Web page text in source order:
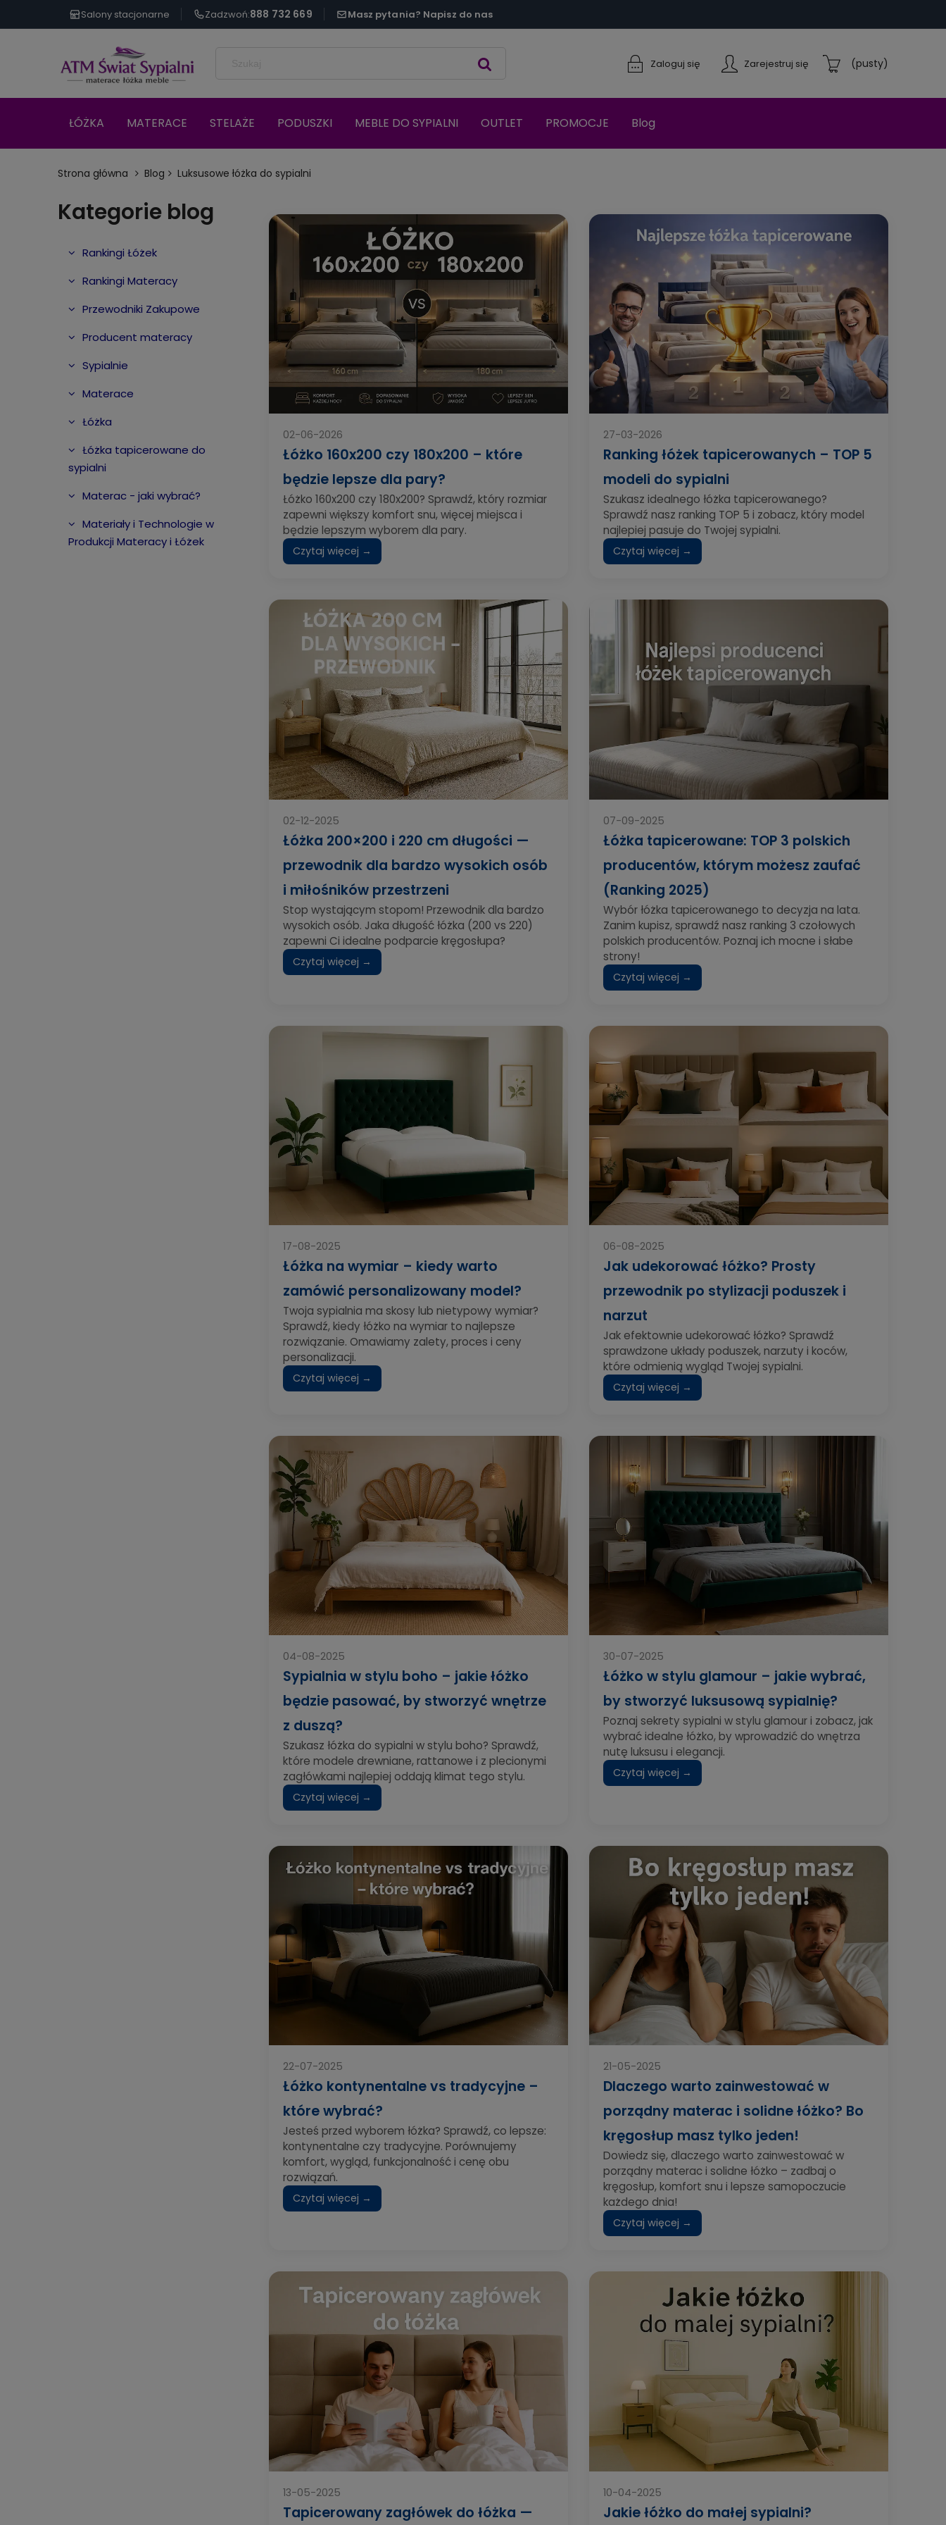
Salony stacjonarne Zadzwoń:888 732 669 Masz pytania? Napisz do nas
Zarejestruj się
Zaloguj się (pusty)
ŁÓŻKA MATERACE STELAŻE PODUSZKI MEBLE DO SYPIALNI OUTLET PROMOCJE Blog
Strona główna Blog Luksusowe łóżka do sypialni
Kategorie blog
Rankingi Łóżek
Rankingi Materacy
Przewodniki Zakupowe
Producent materacy
Sypialnie
Materace
Łóżka
Łóżka tapicerowane do
sypialni
Materac - jaki wybrać?
Materiały i Technologie w
Produkcji Materacy i Łóżek
02-06-2026
Łóżko 160x200 czy 180x200 – które
będzie lepsze dla pary?
Łóżko 160x200 czy 180x200? Sprawdź, który rozmiar
zapewni większy komfort snu, więcej miejsca i
będzie lepszym wyborem dla pary.
Czytaj więcej →
27-03-2026
Ranking łóżek tapicerowanych – TOP 5
modeli do sypialni
Szukasz idealnego łóżka tapicerowanego?
Sprawdź nasz ranking TOP 5 i zobacz, który model
najlepiej pasuje do Twojej sypialni.
Czytaj więcej →
02-12-2025
Łóżka 200×200 i 220 cm długości —
przewodnik dla bardzo wysokich osób
i miłośników przestrzeni
Stop wystającym stopom! Przewodnik dla bardzo
wysokich osób. Jaka długość łóżka (200 vs 220)
zapewni Ci idealne podparcie kręgosłupa?
Czytaj więcej →
07-09-2025
Łóżka tapicerowane: TOP 3 polskich
producentów, którym możesz zaufać
(Ranking 2025)
Wybór łóżka tapicerowanego to decyzja na lata.
Zanim kupisz, sprawdź nasz ranking 3 czołowych
polskich producentów. Poznaj ich mocne i słabe
strony!
Czytaj więcej →
17-08-2025
Łóżka na wymiar – kiedy warto
zamówić personalizowany model?
Twoja sypialnia ma skosy lub nietypowy wymiar?
Sprawdź, kiedy łóżko na wymiar to najlepsze
rozwiązanie. Omawiamy zalety, proces i ceny
personalizacji.
Czytaj więcej →
06-08-2025
Jak udekorować łóżko? Prosty
przewodnik po stylizacji poduszek i
narzut
Jak efektownie udekorować łóżko? Sprawdź
sprawdzone układy poduszek, narzuty i koców,
które odmienią wygląd Twojej sypialni.
Czytaj więcej →
04-08-2025
Sypialnia w stylu boho – jakie łóżko
będzie pasować, by stworzyć wnętrze
z duszą?
Szukasz łóżka do sypialni w stylu boho? Sprawdź,
które modele drewniane, rattanowe i z plecionymi
zagłówkami najlepiej oddają klimat tego stylu.
Czytaj więcej →
30-07-2025
Łóżko w stylu glamour – jakie wybrać,
by stworzyć luksusową sypialnię?
Poznaj sekrety sypialni w stylu glamour i zobacz, jak
wybrać idealne łóżko, by wprowadzić do wnętrza
nutę luksusu i elegancji.
Czytaj więcej →
22-07-2025
Łóżko kontynentalne vs tradycyjne –
które wybrać?
Jesteś przed wyborem łóżka? Sprawdź, co lepsze:
kontynentalne czy tradycyjne. Porównujemy
komfort, wygląd, funkcjonalność i cenę obu
rozwiązań.
Czytaj więcej →
21-05-2025
Dlaczego warto zainwestować w
porządny materac i solidne łóżko? Bo
kręgosłup masz tylko jeden!
Dowiedz się, dlaczego warto zainwestować w
porządny materac i solidne łóżko – zadbaj o
kręgosłup, komfort snu i lepsze samopoczucie
każdego dnia!
Czytaj więcej →
13-05-2025
Tapicerowany zagłówek do łóżka —
10-04-2025
Jakie łóżko do małej sypialni?